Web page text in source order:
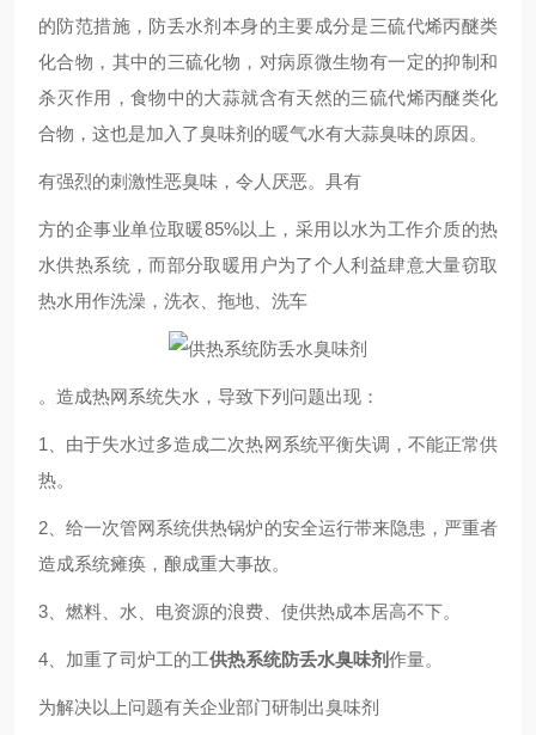
的防范措施，防丢水剂本身的主要成分是三硫代烯丙醚类
化合物，其中的三硫化物，对病原微生物有一定的抑制和
杀灭作用，食物中的大蒜就含有天然的三硫代烯丙醚类化
合物，这也是加入了臭味剂的暖气水有大蒜臭味的原因。
有强烈的刺激性恶臭味，令人厌恶。具有
方的企事业单位取暖85%以上，采用以水为工作介质的热
水供热系统，而部分取暖用户为了个人利益肆意大量窃取
热水用作洗澡，洗衣、拖地、洗车
。造成热网系统失水，导致下列问题出现：
1、由于失水过多造成二次热网系统平衡失调，不能正常供
热。
2、给一次管网系统供热锅炉的安全运行带来隐患，严重者
造成系统瘫痪，酿成重大事故。
3、燃料、水、电资源的浪费、使供热成本居高不下。
4、加重了司炉工的工供热系统防丢水臭味剂作量。
为解决以上问题有关企业部门研制出臭味剂